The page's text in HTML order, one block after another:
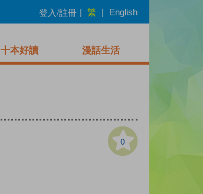
登入/註冊 | 繁 | English
十本好讀 漫話生活
0